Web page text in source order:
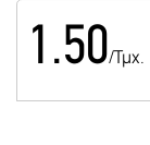
1.50/Τμχ.